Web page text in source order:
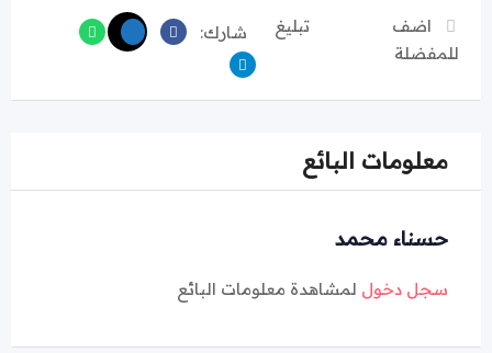
اضف
للمفضلة
تبليغ شارك:
معلومات البائع
حسناء محمد
سجل دخول لمشاهدة معلومات البائع